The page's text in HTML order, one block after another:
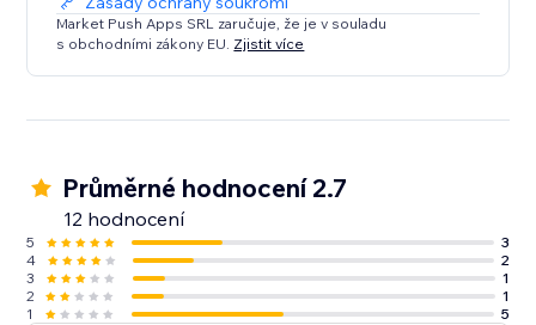
Market Push Apps SRL zaručuje, že je v souladu
s obchodními zákony EU. Zjistit více
Průměrné hodnocení 2.7
12 hodnocení
5
3
4
2
3
1
2
1
1
5